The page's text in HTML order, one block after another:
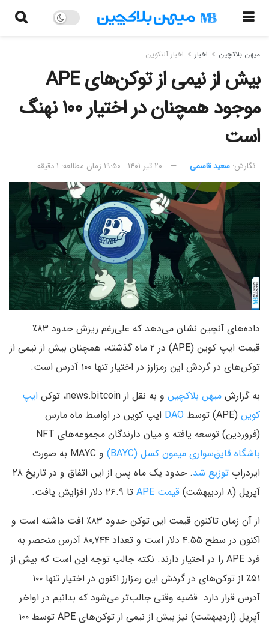
میهن بلاکچین اخبار اخبار آلتکوین
بیش از نیمی از توکن‌های APE
موجود همچنان در اختیار ۱۰۰ نهنگ‌
است
نگارش:‌ سعید قاسمی ۲۰ تیر ۱۴۰۱ - ۱۹:۵۰ زمان مطالعه: ۱ دقیقه
داده‌های آنچین نشان می‌دهد که علی‌رغم ریزش حدود ۸۳٪
قیمت ایپ کوین (APE) در ۲ ماه گذشته، همچنان بیش از نیمی از
توکن‌های در گردش این رمزارز در اختیار تنها ۱۰۰ آدرس است.
به گزارش میهن بلاکچین و به نقل از news.bitcoin، توکن
ایپ
کوین (APE) توسط DAO ایپ کوین در اواسط ماه مارس
(فروردین) توسعه یافته و میان دارندگان مجموعه‌های NFT
باشگاه قایق‌سواری میمون کسل (BAYC)
و MAYC به صورت
ایردراپ توزیع شد
. حدود یک ماه پس از این اتفاق و در تاریخ ۲۸
آپریل (۸ اردیبهشت)
قیمت APE
تا ۲۶.۹ دلار افزایش یافت.
از آن زمان تاکنون قیمت این توکن حدود ۸۳٪ افت داشته است و
اکنون در سطح ۴.۵۵ دلار است و تعداد ۸۰,۷۴۴ آدرس منحصر به
فرد APE را در اختیار دارند. نکته جالب توجه این است که بیش از
۵۱٪ از توکن‌های در گردش این رمزارز اکنون در اختیار تنها ۱۰۰
آدرس قرار دارد. قضیه وقتی جالب‌تر می‌شود که بدانیم در اواخر
آپریل (اردیبهشت) نیز بیش از نیمی از توکن‌های APE توسط ۱۰۰